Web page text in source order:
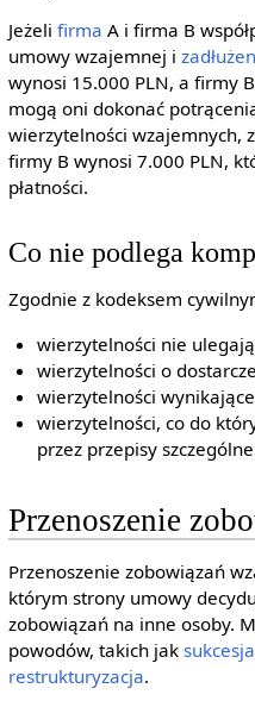
Jeżeli firma A i firma B
umowy wzajemnej i
wynosi 15.000 PLN, a firmy
mogą oni dokonać
wierzytelności wzajemnych,
firmy B wynosi 7.000 PLN,
płatności.
Co nie podlega
Zgodnie z kodeksem
wierzytelności nie
wierzytelności o
wierzytelności
wierzytelności, co do
przez przepisy
Przenoszenie
Przenoszenie zobowiązań
którym strony umowy
zobowiązań na inne osoby.
powodów, takich jak sukcesja
restrukturyzacja.